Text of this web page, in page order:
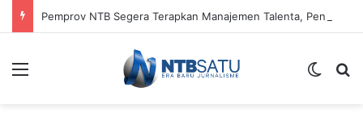
Menu